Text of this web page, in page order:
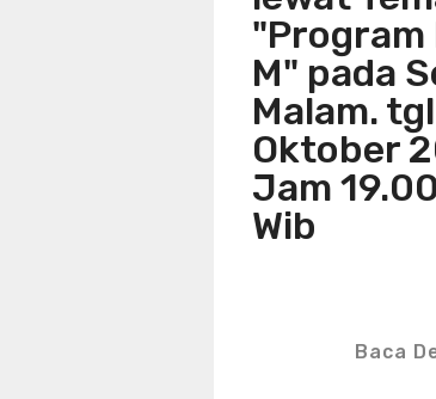
"Program
M" pada
Malam.
Oktober
Jam
Wib
Baca